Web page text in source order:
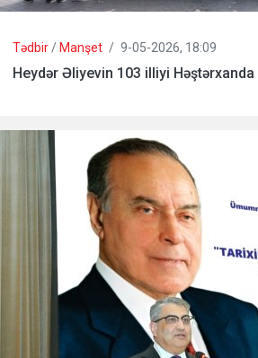
Tədbir /Manşet / 9-05-2026, 18:09
Heydər Əliyevin 103 illiyi